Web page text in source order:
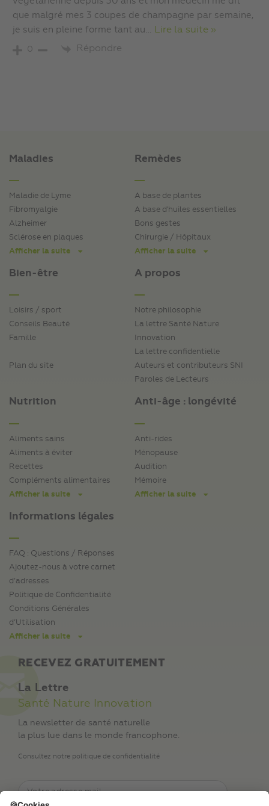
que malgré mes 3 coupes de champagne par semaine,
je suis en pleine forme tant au… Lire la suite »
0 Répondre
Maladies
Maladie de Lyme
Fibromyalgie
Alzheimer
Sclérose en plaques
Afficher la suite
Bien-être
Loisirs / sport
Conseils Beauté
Famille
Plan du site
Remèdes
A base de plantes
A base d'huiles essentielles
Bons gestes
Chirurgie / Hôpitaux
Afficher la suite
A propos
Notre philosophie
La lettre Santé Nature
Innovation
La lettre confidentielle
Auteurs et contributeurs SNI
Paroles de Lecteurs
Nutrition
Aliments sains
Aliments à éviter
Recettes
Compléments alimentaires
Afficher la suite
Informations légales
FAQ : Questions / Réponses
Ajoutez-nous à votre carnet
d’adresses
Politique de Confidentialité
Conditions Générales
d’Utilisation
Afficher la suite
Anti-âge : longévité
Anti-rides
Ménopause
Audition
Mémoire
Afficher la suite
RECEVEZ GRATUITEMENT
La Lettre
Santé Nature Innovation
La newsletter de santé naturelle
la plus lue dans le monde francophone.
Consultez notre politique de confidentialité